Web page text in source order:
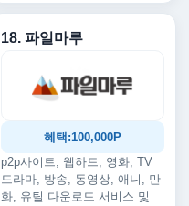
18. 파일마루
혜택:100,000P
p2p사이트, 웹하드, 영화, TV
드라마, 방송, 동영상, 애니, 만
화, 유틸 다운로드 서비스 및